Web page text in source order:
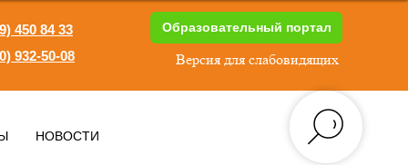
Образовательный портал
932-50-08
450 84 33
Версия для слабовидящих
НОВОСТИ